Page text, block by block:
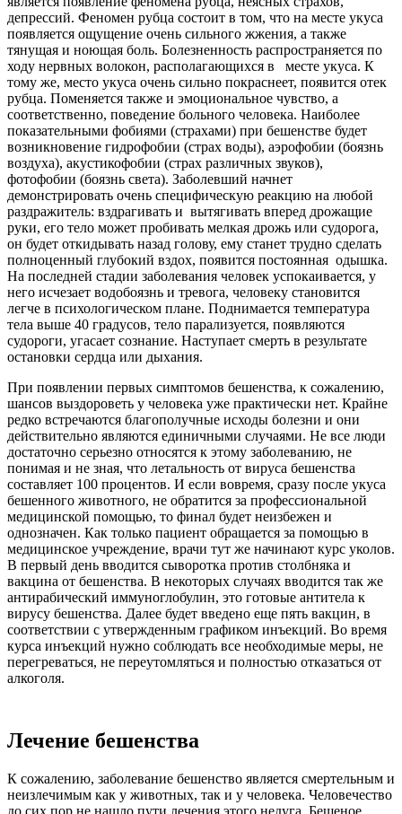
депрессий. Феномен рубца состоит в том, что на месте укуса
появляется ощущение очень сильного жжения, а также
тянущая и ноющая боль. Болезненность распространяется по
ходу нервных волокон, располагающихся в месте укуса. К
тому же, место укуса очень сильно покраснеет, появится отек
рубца. Поменяется также и эмоциональное чувство, а
соответственно, поведение больного человека. Наиболее
показательными фобиями (страхами) при бешенстве будет
возникновение гидрофобии (страх воды), аэрофобии (боязнь
воздуха), акустикофобии (страх различных звуков),
фотофобии (боязнь света). Заболевший начнет
демонстрировать очень специфическую реакцию на любой
раздражитель: вздрагивать и вытягивать вперед дрожащие
руки, его тело может пробивать мелкая дрожь или судорога,
он будет откидывать назад голову, ему станет трудно сделать
полноценный глубокий вздох, появится постоянная одышка.
На последней стадии заболевания человек успокаивается, у
него исчезает водобоязнь и тревога, человеку становится
легче в психологическом плане. Поднимается температура
тела выше 40 градусов, тело парализуется, появляются
судороги, угасает сознание. Наступает смерть в результате
остановки сердца или дыхания.
При появлении первых симптомов бешенства, к сожалению,
шансов выздороветь у человека уже практически нет. Крайне
редко встречаются благополучные исходы болезни и они
действительно являются единичными случаями. Не все люди
достаточно серьезно относятся к этому заболеванию, не
понимая и не зная, что летальность от вируса бешенства
составляет 100 процентов. И если вовремя, сразу после укуса
бешенного животного, не обратится за профессиональной
медицинской помощью, то финал будет неизбежен и
однозначен. Как только пациент обращается за помощью в
медицинское учреждение, врачи тут же начинают курс уколов.
В первый день вводится сыворотка против столбняка и
вакцина от бешенства. В некоторых случаях вводится так же
антирабический иммуноглобулин, это готовые антитела к
вирусу бешенства. Далее будет введено еще пять вакцин, в
соответствии с утвержденным графиком инъекций. Во время
курса инъекций нужно соблюдать все необходимые меры, не
перегреваться, не переутомляться и полностью отказаться от
алкоголя.
Лечение бешенства
К сожалению, заболевание бешенство является смертельным и
неизлечимым как у животных, так и у человека. Человечество
до сих пор не нашло пути лечения этого недуга. Бешеное